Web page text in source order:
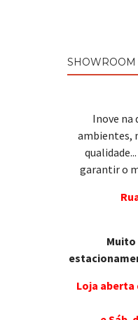
Inove na
ambientes,
garantir o
Muito
Loja aberta